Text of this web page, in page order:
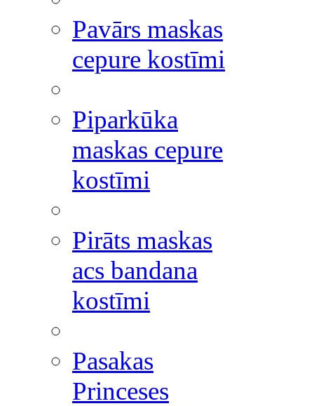
Pavārs maskas
cepure kostīmi
Piparkūka
maskas cepure
kostīmi
Pirāts maskas
acs bandana
kostīmi
Pasakas
Princeses